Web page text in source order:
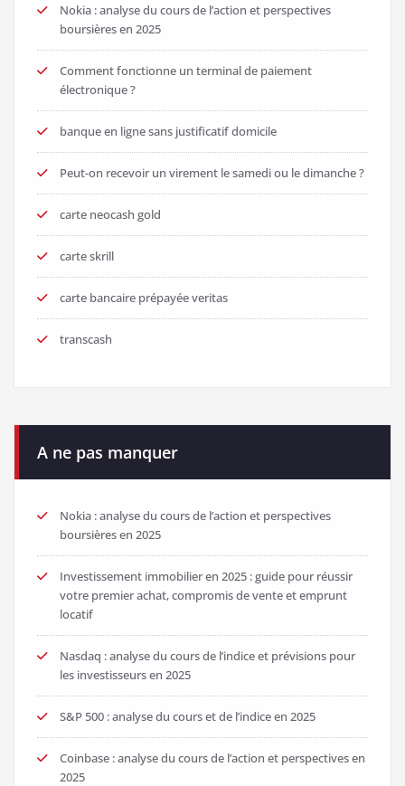
Nokia : analyse du cours de l’action et perspectives
boursières en 2025
Comment fonctionne un terminal de paiement
électronique ?
banque en ligne sans justificatif domicile
Peut-on recevoir un virement le samedi ou le dimanche ?
carte neocash gold
carte skrill
carte bancaire prépayée veritas
transcash
A ne pas manquer
Nokia : analyse du cours de l’action et perspectives
boursières en 2025
Investissement immobilier en 2025 : guide pour réussir
votre premier achat, compromis de vente et emprunt
locatif
Nasdaq : analyse du cours de l’indice et prévisions pour
les investisseurs en 2025
S&P 500 : analyse du cours et de l’indice en 2025
Coinbase : analyse du cours de l’action et perspectives en
2025